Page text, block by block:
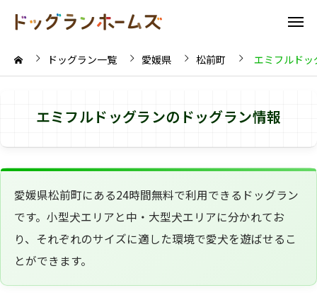
ドッグラン一覧 愛媛県 松前町 エミフルドッ
エミフルドッグランのドッグラン情報
愛媛県松前町にある24時間無料で利用できるドッグラン
です。小型犬エリアと中・大型犬エリアに分かれてお
り、それぞれのサイズに適した環境で愛犬を遊ばせるこ
とができます。